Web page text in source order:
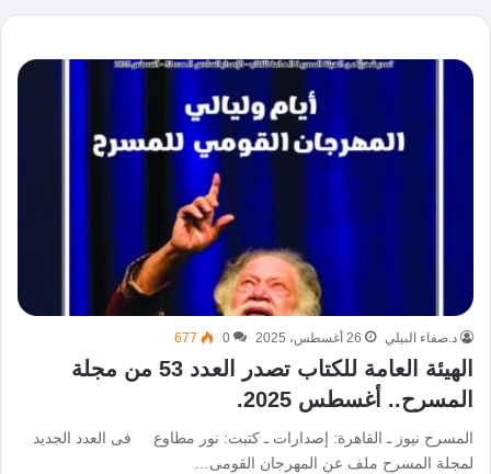
د.صفاء البيلي 26 أغسطس، 2025 0
677
الهيئة العامة للكتاب تصدر العدد 53 من مجلة
المسرح.. أغسطس 2025.
المسرح نيوز ـ القاهرة: إصدارات ـ كتبت: نور مطاوع فى العدد الجديد
لمجلة المسرح ملف عن المهرجان القومى…